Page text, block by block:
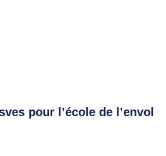
pour l’école de l’envol